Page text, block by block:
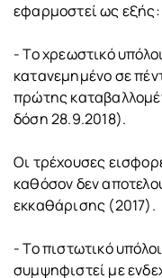
εφαρμοστεί ως εξής:
- Το χρεωστικό
κατανεμημένο σε
πρώτης
δόση 28.9.2018).
Οι τρέχουσες
καθόσον δεν
εκκαθάρισης (2017).
- Το πιστωτικό
συμψηφιστεί με